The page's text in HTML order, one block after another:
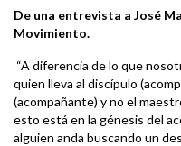
De una entrevista a José
Movimiento.
“A diferencia de lo que
quien lleva al discípulo
(acompañante) y no el
esto está en la génesis del
alguien anda buscando un